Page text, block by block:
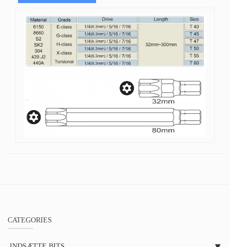
CATEGORIES